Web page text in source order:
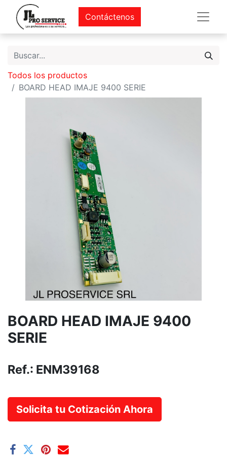
Contáctenos
Todos los productos
BOARD HEAD IMAJE 9400 SERIE
BOARD HEAD IMAJE 9400
SERIE
Ref.: ENM39168
Solicita tu Cotización Ahora